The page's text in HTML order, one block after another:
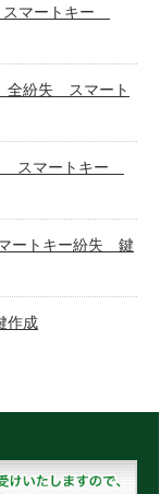
マートキー
紛失 スマート
スマートキー
トキー紛失 鍵
成